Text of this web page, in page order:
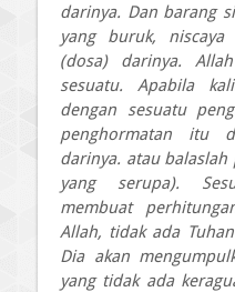
darinya. Dan barang
yang buruk,
(dosa) darinya.
sesuatu. Apabila
dengan sesuatu
penghormatan itu
darinya. atau
yang serupa).
membuat
Allah, tidak ada
Dia akan
yang tidak ada